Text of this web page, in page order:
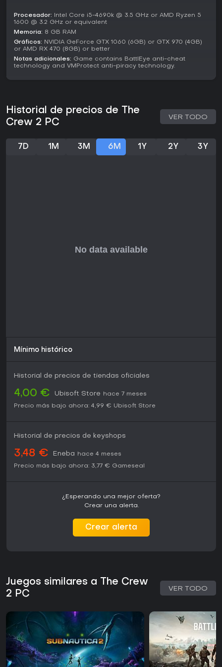
elementos de grinding. Si buscas un juego de carreras con
aún jugable.
Procesador: Intel Core i5-4690k @ 3.5 GHz or AMD Ryzen 5
1600 @ 3.2 GHz or equivalent
Memoria: 8 GB RAM
Gráficos: NVIDIA GeForce GTX 1060 (6GB) or GTX 970 (4GB)
or AMD RX 470 (8GB) or better
Notas adicionales: Game contains BattlEye anti-cheat
technology and VMProtect anti-piracy technology.
Historial de precios de The
Crew 2 PC
VER TODO
7D 1M 3M 6M 1Y 2Y 3Y
Mínimo histórico
Historial de precios de tiendas oficiales
4,00 € Ubisoft Store
hace 7 meses
Precio más bajo ahora: 4,99 € Ubisoft Store
Historial de precios de keyshops
3,48 € Eneba
hace 4 meses
Precio más bajo ahora: 3,77 € Gameseal
¿Esperando una mejor oferta?
Crear una alerta.
Crear alerta
Juegos similares a The Crew
2 PC
VER TODO